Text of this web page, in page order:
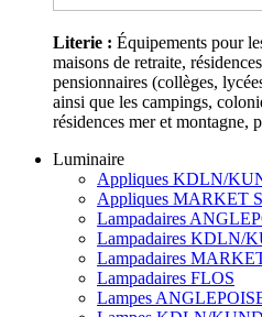
Literie : Équipements pour
maisons de retraite,
pensionnaires (collèges,
ainsi que les campings,
résidences mer et montagne,
Luminaire
Appliques KDLN/
Appliques MARKET
Lampadaires
Lampadaires KDLN/
Lampadaires
Lampadaires FLOS
Lampes